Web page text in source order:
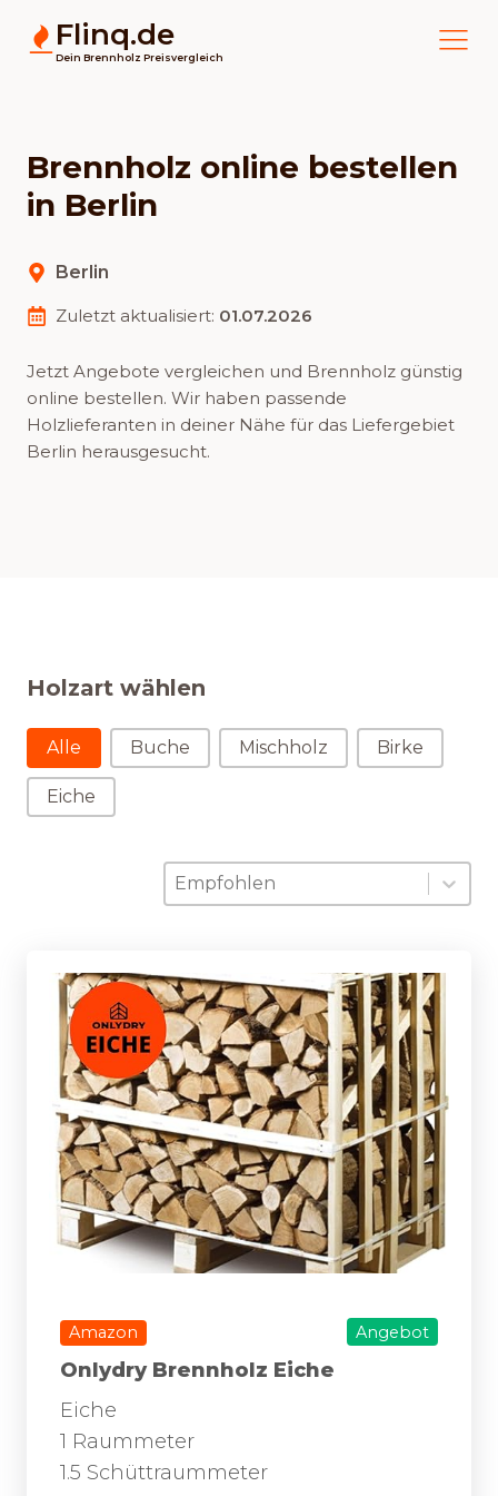
Flinq.de
Dein Brennholz Preisvergleich
Brennholz online bestellen
in Berlin
Berlin
Zuletzt aktualisiert: 01.07.2026
Jetzt Angebote vergleichen und Brennholz günstig
online bestellen. Wir haben passende
Holzlieferanten in deiner Nähe für das Liefergebiet
Berlin herausgesucht.
Holzart wählen
Holzart wählen
Alle Buche Mischholz Birke
Eiche
Sortierung
Sort content
Sort content
Amazon Angebot
Onlydry Brennholz Eiche
Eiche
1 Raummeter
1.5 Schüttraummeter